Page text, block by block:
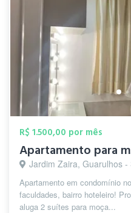
R$ 1.500,00 por mês
Jardim Zaira, Guarulhos -
Apartamento em condomínio
faculdades, bairro hoteleiro!
aluga 2 suítes para moça...